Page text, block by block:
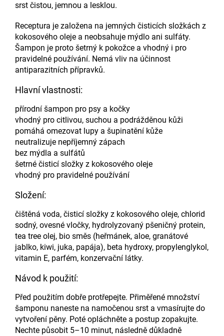
srst čistou, jemnou a lesklou.
Receptura je založena na jemných čisticích složkách z
kokosového oleje a neobsahuje mýdlo ani sulfáty.
Šampon je proto šetrný k pokožce a vhodný i pro
pravidelné používání. Nemá vliv na účinnost
antiparazitních přípravků.
Hlavní vlastnosti:
přírodní šampon pro psy a kočky
vhodný pro citlivou, suchou a podrážděnou kůži
pomáhá omezovat lupy a šupinatění kůže
neutralizuje nepříjemný zápach
bez mýdla a sulfátů
šetrné čisticí složky z kokosového oleje
vhodný pro pravidelné používání
Složení:
čištěná voda, čisticí složky z kokosového oleje, chlorid
sodný, ovesné vločky, hydrolyzovaný pšeničný protein,
tea tree olej, bio směs (heřmánek, aloe, granátové
jablko, kiwi, juka, papája), beta hydroxy, propylenglykol,
vitamin E, parfém, konzervační látky.
Návod k použití:
Před použitím dobře protřepejte. Přiměřené množství
šamponu naneste na namočenou srst a vmasírujte do
vytvoření pěny. Poté opláchněte a postup zopakujte.
Nechte působit 5–10 minut, následně důkladně